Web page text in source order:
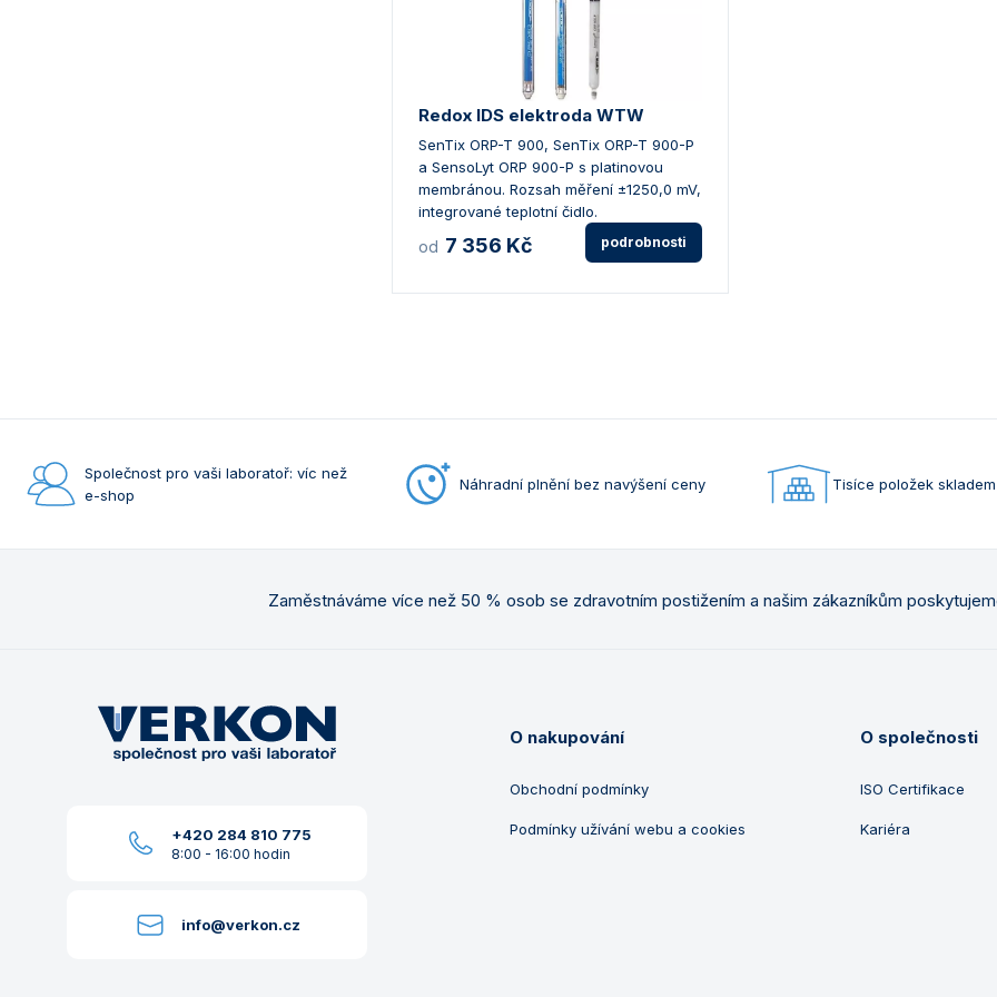
Redox IDS elektroda WTW
SenTix ORP-T 900, SenTix ORP-T 900-P
a SensoLyt ORP 900-P s platinovou
membránou. Rozsah měření ±1250,0 mV,
integrované teplotní čidlo.
od 7 356 Kč podrobnosti
Společnost pro vaši laboratoř: víc než
e-shop
Náhradní plnění bez navýšení ceny Tisíce položek skladem
Zaměstnáváme více než 50 % osob se zdravotním postižením a našim zákazníkům
+420 284 810 775
8:00 - 16:00 hodin
info@verkon.cz
O nakupování
Obchodní podmínky
Podmínky užívání webu a cookies
O společnosti
ISO Certifikace
Kariéra